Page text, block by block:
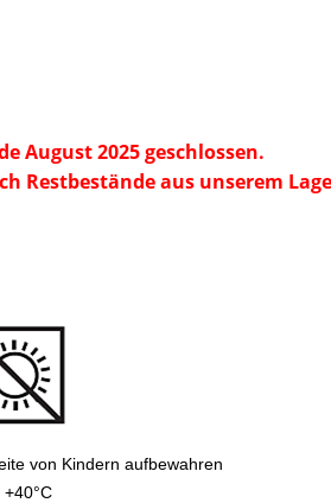
August 2025 geschlossen.
Restbestände aus unserem
von Kindern aufbewahren